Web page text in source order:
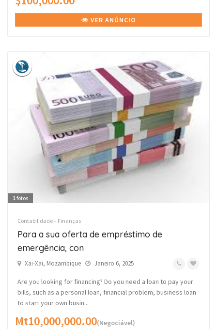
VER ANÚNCIO
1 fotos
Contabilidade – Finanças
Para a sua oferta de empréstimo de
emergência, con
Xai-Xai, Mozambique Janeiro 6, 2025
Are you looking for financing? Do you need a loan to pay your
bills, such as a personal loan, financial problem, business loan
to start your own busin...
Mt10,000,000.00(Negociável)